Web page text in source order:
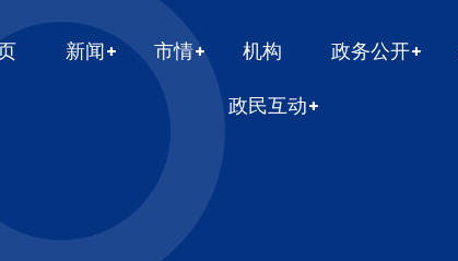
新闻 市情 机构 政务公开
政民互动